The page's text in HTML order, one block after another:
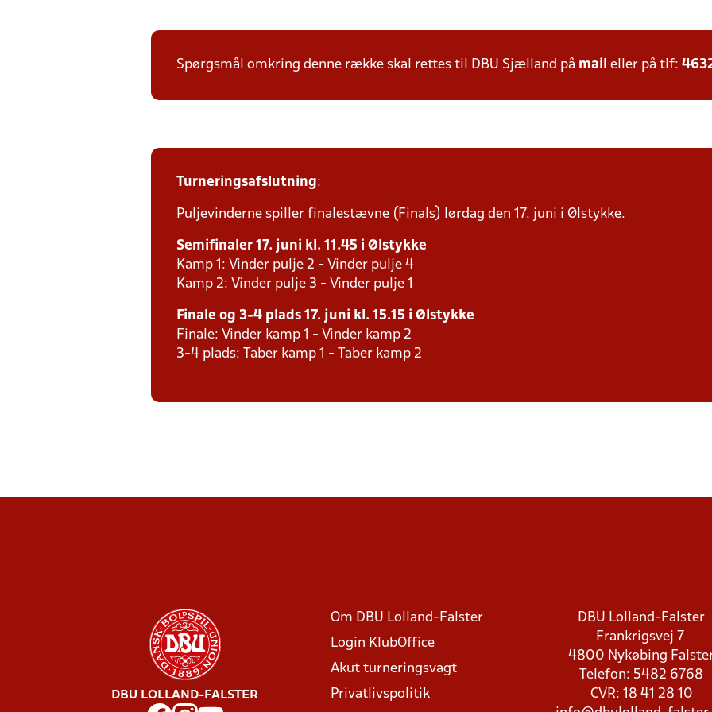
Spørgsmål omkring denne række skal rettes til DBU Sjælland på mail eller på tlf:
Turneringsafslutning:
Puljevinderne spiller finalestævne (Finals) lørdag den 17. juni i Ølstykke.
Semifinaler 17. juni kl. 11.45 i Ølstykke
Kamp 1: Vinder pulje 2 - Vinder pulje 4
Kamp 2: Vinder pulje 3 - Vinder pulje 1
Finale og 3-4 plads 17. juni kl. 15.15 i Ølstykke
Finale: Vinder kamp 1 - Vinder kamp 2
3-4 plads: Taber kamp 1 - Taber kamp 2
DBU LOLLAND-FALSTER
Om DBU Lolland-Falster
Login KlubOffice
Akut turneringsvagt
Privatlivspolitik
DBU Lolland-Falster
Frankrigsvej 7
4800 Nykøbing
Telefon: 5482 6768
CVR: 18 41 28 10